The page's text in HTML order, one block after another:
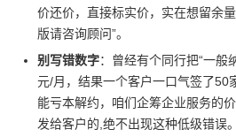
价还价，直接标实价，实在想留余
版请咨询顾问”。
别写错数字：曾经有个同行把“一般
元/月，结果一个客户一口气签了50
能亏本解约，咱们企筹企业服务的
发给客户的,绝不出现这种低级错误。